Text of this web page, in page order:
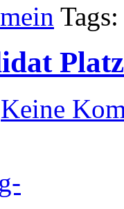
Tags:
Keine